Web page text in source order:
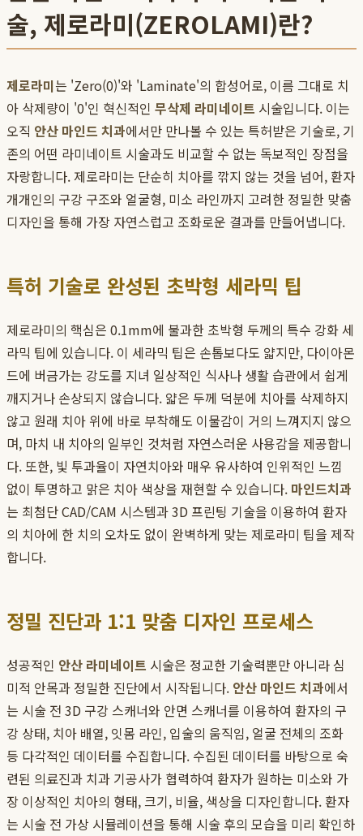
술, 제로라미(ZEROLAMI)란?
제로라미는 'Zero(0)'와 'Laminate'의 합성어로, 이름 그대로 치
아 삭제량이 '0'인 혁신적인 무삭제 라미네이트 시술입니다. 이는
오직 안산 마인드 치과에서만 만나볼 수 있는 특허받은 기술로, 기
존의 어떤 라미네이트 시술과도 비교할 수 없는 독보적인 장점을
자랑합니다. 제로라미는 단순히 치아를 깎지 않는 것을 넘어, 환자
개개인의 구강 구조와 얼굴형, 미소 라인까지 고려한 정밀한 맞춤
디자인을 통해 가장 자연스럽고 조화로운 결과를 만들어냅니다.
특허 기술로 완성된 초박형 세라믹 팁
제로라미의 핵심은 0.1mm에 불과한 초박형 두께의 특수 강화 세
라믹 팁에 있습니다. 이 세라믹 팁은 손톱보다도 얇지만, 다이아몬
드에 버금가는 강도를 지녀 일상적인 식사나 생활 습관에서 쉽게
깨지거나 손상되지 않습니다. 얇은 두께 덕분에 치아를 삭제하지
않고 원래 치아 위에 바로 부착해도 이물감이 거의 느껴지지 않으
며, 마치 내 치아의 일부인 것처럼 자연스러운 사용감을 제공합니
다. 또한, 빛 투과율이 자연치아와 매우 유사하여 인위적인 느낌
없이 투명하고 맑은 치아 색상을 재현할 수 있습니다. 마인드치과
는 최첨단 CAD/CAM 시스템과 3D 프린팅 기술을 이용하여 환자
의 치아에 한 치의 오차도 없이 완벽하게 맞는 제로라미 팁을 제작
합니다.
정밀 진단과 1:1 맞춤 디자인 프로세스
성공적인 안산 라미네이트 시술은 정교한 기술력뿐만 아니라 심
미적 안목과 정밀한 진단에서 시작됩니다. 안산 마인드 치과에서
는 시술 전 3D 구강 스캐너와 안면 스캐너를 이용하여 환자의 구
강 상태, 치아 배열, 잇몸 라인, 입술의 움직임, 얼굴 전체의 조화
등 다각적인 데이터를 수집합니다. 수집된 데이터를 바탕으로 숙
련된 의료진과 치과 기공사가 협력하여 환자가 원하는 미소와 가
장 이상적인 치아의 형태, 크기, 비율, 색상을 디자인합니다. 환자
는 시술 전 가상 시뮬레이션을 통해 시술 후의 모습을 미리 확인하